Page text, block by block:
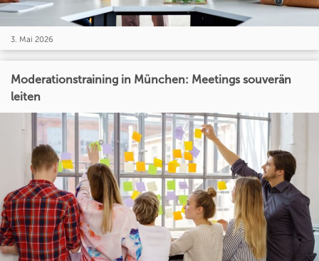
3. Mai 2026
Moderationstraining in München: Meetings souverän
leiten